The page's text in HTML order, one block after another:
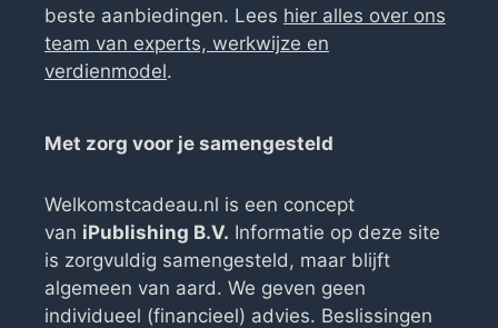
beste aanbiedingen. Lees hier alles over ons
team van experts, werkwijze en
verdienmodel.
Met zorg voor je samengesteld
Welkomstcadeau.nl is een concept
van iPublishing B.V. Informatie op deze site
is zorgvuldig samengesteld, maar blijft
algemeen van aard. We geven geen
individueel (financieel) advies. Beslissingen